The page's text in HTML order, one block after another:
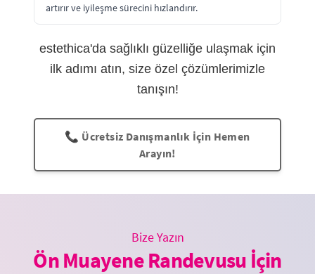
artırır ve iyileşme sürecini hızlandırır.
estethica'da sağlıklı güzelliğe ulaşmak için
ilk adımı atın, size özel çözümlerimizle
tanışın!
📞 Ücretsiz Danışmanlık İçin Hemen
Arayın!
Bize Yazın
Ön Muayene Randevusu İçin